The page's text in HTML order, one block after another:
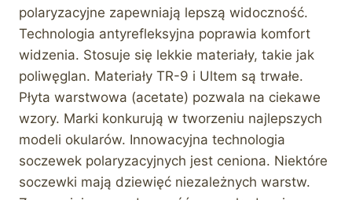
polaryzacyjne zapewniają lepszą widoczność.
Technologia antyrefleksyjna poprawia komfort
widzenia. Stosuje się lekkie materiały, takie jak
poliwęglan. Materiały TR-9 i Ultem są trwałe.
Płyta warstwowa (acetate) pozwala na ciekawe
wzory. Marki konkurują w tworzeniu najlepszych
modeli okularów. Innowacyjna technologia
soczewek polaryzacyjnych jest ceniona. Niektóre
soczewki mają dziewięć niezależnych warstw.